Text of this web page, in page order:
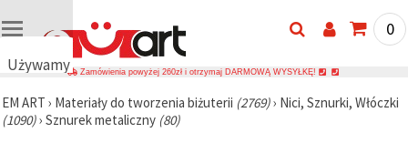
Używamy
cookie
🍪
0
Zamówienia powyżej 260zł i otrzymaj DARMOWĄ WYSYŁKĘ!
EM ART › Materiały do tworzenia biżuterii (2769)› Nici, Sznurki, Włóczki
(1090)› Sznurek metaliczny (80)